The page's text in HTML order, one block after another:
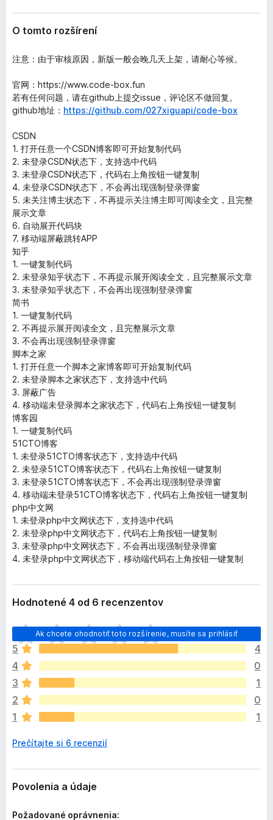
O tomto rozšírení
注意：由于审核原因，新版一般会晚几天上架，请耐心等候。
官网：https://www.code-box.fun
若有任何问题，请在github上提交issue，评论区不做回复。
github地址： https://github.com/027xiguapi/code-box
CSDN
1. 打开任意一个CSDN博客即可开始复制代码
2. 未登录CSDN状态下，支持选中代码
3. 未登录CSDN状态下，代码右上角按钮一键复制
4. 未登录CSDN状态下，不会再出现强制登录弹窗
5. 未关注博主状态下，不再提示关注博主即可阅读全文，且完整
展示文章
6. 自动展开代码块
7. 移动端屏蔽跳转APP
知乎
1. 一键复制代码
2. 未登录知乎状态下，不再提示展开阅读全文，且完整展示文章
3. 未登录知乎状态下，不会再出现强制登录弹窗
简书
1. 一键复制代码
2. 不再提示展开阅读全文，且完整展示文章
3. 不会再出现强制登录弹窗
脚本之家
1. 打开任意一个脚本之家博客即可开始复制代码
2. 未登录脚本之家状态下，支持选中代码
3. 屏蔽广告
4. 移动端未登录脚本之家状态下，代码右上角按钮一键复制
博客园
1. 一键复制代码
51CTO博客
1. 未登录51CTO博客状态下，支持选中代码
2. 未登录51CTO博客状态下，代码右上角按钮一键复制
3. 未登录51CTO博客状态下，不会再出现强制登录弹窗
4. 移动端未登录51CTO博客状态下，代码右上角按钮一键复制
php中文网
1. 未登录php中文网状态下，支持选中代码
2. 未登录php中文网状态下，代码右上角按钮一键复制
3. 未登录php中文网状态下，不会再出现强制登录弹窗
4. 未登录php中文网状态下，移动端代码右上角按钮一键复制
Hodnotené 4 od 6 recenzentov
Ak chcete ohodnotiť toto rozšírenie, musíte sa prihlásiť
D
o
p
l
n
o
k
z
t
a
ľ
i
5
4
4
0
3
1
2
0
1
1
Prečítajte si 6 recenzií
Povolenia a údaje
Požadované oprávnenia: